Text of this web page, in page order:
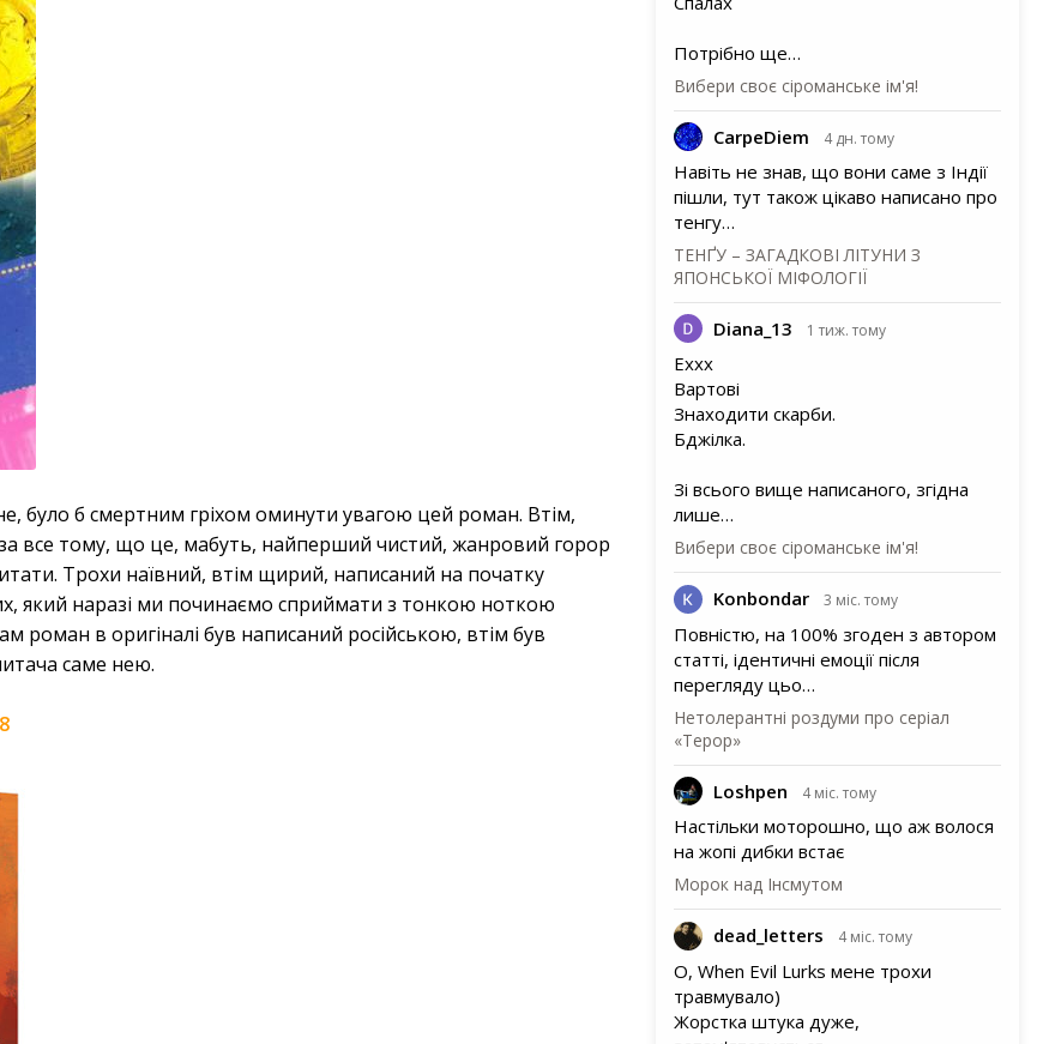
було б смертним гріхом оминути увагою цей роман. Втім,
все тому, що це, мабуть, найперший чистий, жанровий горор
Трохи наївний, втім щирий, написаний на початку
який наразі ми починаємо сприймати з тонкою ноткою
роман в оригіналі був написаний російською, втім був
саме нею.
Потрібно ще…
Вибери своє сіроманське ім'я!
CarpeDiem 4 дн. тому
Навіть не знав, що вони саме з Індії
пішли, тут також цікаво написано про
тенгу…
ТЕНҐУ – ЗАГАДКОВІ ЛІТУНИ З
ЯПОНСЬКОЇ МІФОЛОГІЇ
Diana_13 1 тиж. тому
Еххх
Вартові
Знаходити скарби.
Бджілка.
Зі всього вище написаного, згідна
лише…
Вибери своє сіроманське ім'я!
Konbondar 3 міс. тому
Повністю, на 100% згоден з автором
статті, ідентичні емоції після
перегляду цьо…
Нетолерантні роздуми про серіал
«Терор»
Loshpen 4 міс. тому
Настільки моторошно, що аж волося
на жопі дибки встає
Морок над Інсмутом
dead_letters 4 міс. тому
О, When Evil Lurks мене трохи
травмувало)
Жорстка штука дуже,